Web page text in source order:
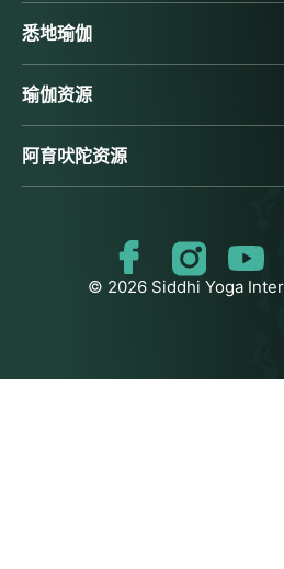
悉地瑜伽
瑜伽资源
阿育吠陀资源
© 2026 Siddhi Yoga